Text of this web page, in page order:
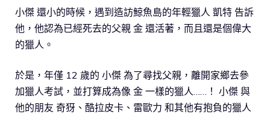
小傑 還小的時候，遇到造訪鯨魚島的年輕獵人 凱特 告訴
他，他認為已經死去的父親 金 還活著，而且還是個偉大
的獵人。
於是，年僅 12 歲的 小傑 為了尋找父親，離開家鄉去參
加獵人考試，並打算成為像 金 一樣的獵人……！ 小傑 與
他的朋友 奇犽、酷拉皮卡、雷歐力 和其他有抱負的獵人